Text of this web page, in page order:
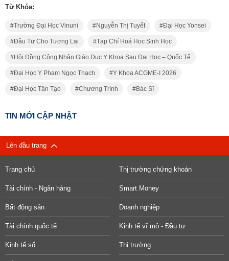
Từ Khóa:
Trường Đại Học Vinuni Nguyễn Thị Tuyết Đại Học Yonsei
Đầu Tư Cho Tương Lai Tạp Chí Hoá Học Sinh Học
Hội Đồng Công Nhận Giáo Dục Y Khoa Sau Đại Học – Quốc Tế
Đại Học Y Phạm Ngọc Thạch Y Khoa ACGME-I 2026
Đại Học Tân Tạo Chương Trình Bác Sĩ
TIN MỚI CẬP NHẬT
Lên đầu trang
Trang chủ Thị trường chứng khoán
Tài chính - Ngân hàng Smart Money
Bất động sản Doanh nghiệp
Tài chính quốc tế Kinh tế vĩ mô - Đầu tư
Kinh tế số Thị trường